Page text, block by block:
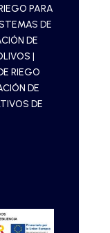
PARA
S DE
DE
|
RIEGO
DE
DE